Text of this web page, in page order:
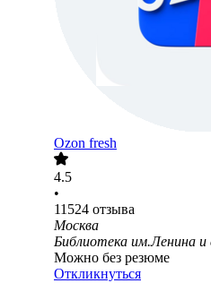
Ozon fresh
4.5
•
11524 отзыва
Москва
Библиотека им.Ленина и
Можно без резюме
Откликнуться